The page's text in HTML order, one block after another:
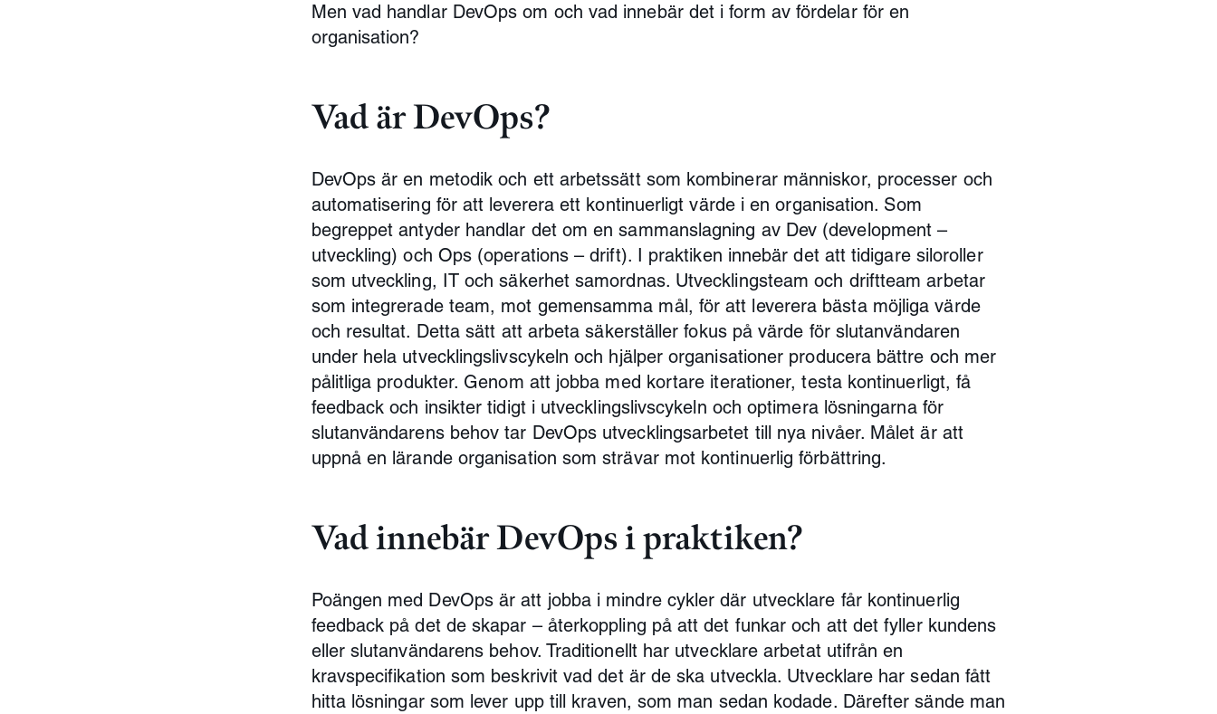
Men vad handlar DevOps om och vad innebär det i form av fördelar för en
organisation?
Vad är DevOps?
DevOps är en metodik och ett arbetssätt som kombinerar människor, processer och
automatisering för att leverera ett kontinuerligt värde i en organisation. Som
begreppet antyder handlar det om en sammanslagning av Dev (development –
utveckling) och Ops (operations – drift). I praktiken innebär det att tidigare siloroller
som utveckling, IT och säkerhet samordnas. Utvecklingsteam och driftteam arbetar
som integrerade team, mot gemensamma mål, för att leverera bästa möjliga värde
och resultat. Detta sätt att arbeta säkerställer fokus på värde för slutanvändaren
under hela utvecklingslivscykeln och hjälper organisationer producera bättre och mer
pålitliga produkter. Genom att jobba med kortare iterationer, testa kontinuerligt, få
feedback och insikter tidigt i utvecklingslivscykeln och optimera lösningarna för
slutanvändarens behov tar DevOps utvecklingsarbetet till nya nivåer. Målet är att
uppnå en lärande organisation som strävar mot kontinuerlig förbättring.
Vad innebär DevOps i praktiken?
Poängen med DevOps är att jobba i mindre cykler där utvecklare får kontinuerlig
feedback på det de skapar – återkoppling på att det funkar och att det fyller kundens
eller slutanvändarens behov. Traditionellt har utvecklare arbetat utifrån en
kravspecifikation som beskrivit vad det är de ska utveckla. Utvecklare har sedan fått
hitta lösningar som lever upp till kraven, som man sedan kodade. Därefter sände man